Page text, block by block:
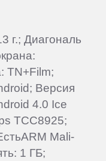
г.; Диагональ
TN+Film;
Версия
4.0 Ice
TCC8925;
Mali-
1 ГБ;